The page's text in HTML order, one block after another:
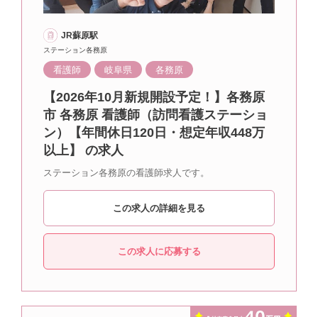
JR蘇原駅
ステーション各務原
看護師 岐阜県 各務原
【2026年10月新規開設予定！】各務原
市 各務原 看護師（訪問看護ステーショ
ン）【年間休日120日・想定年収448万
以上】 の求人
ステーション各務原の看護師求人です。
この求人の詳細を見る
この求人に応募する